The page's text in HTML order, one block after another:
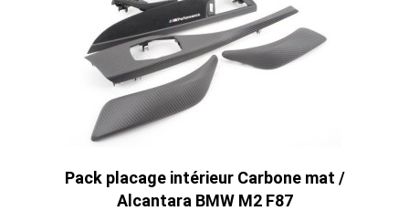
Pack placage intérieur Carbone mat /
Alcantara BMW M2 F87